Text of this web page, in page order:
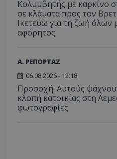
Κολυμβητής με καρκίνο
σε κλάματα προς τον
Ικετεύω για τη ζωή όλων
αφόρητος
Α. ΡΕΠΟΡΤΑΖ
06.08.2026 - 12:18
Προσοχή: Αυτούς
κλοπή κατοικίας στη
φωτογραφίες
_ga_J7RS52TMNC